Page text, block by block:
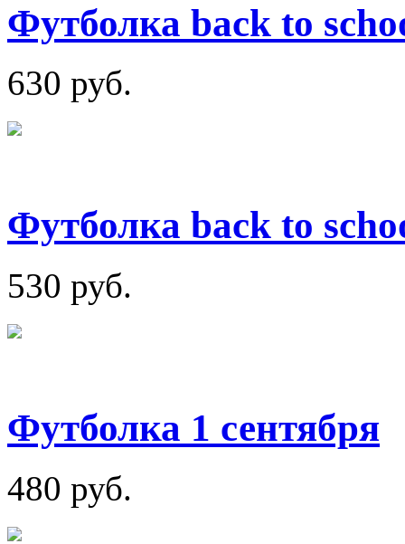
Футболка back to
630 руб.
Футболка back to
530 руб.
Футболка 1 сентября
480 руб.